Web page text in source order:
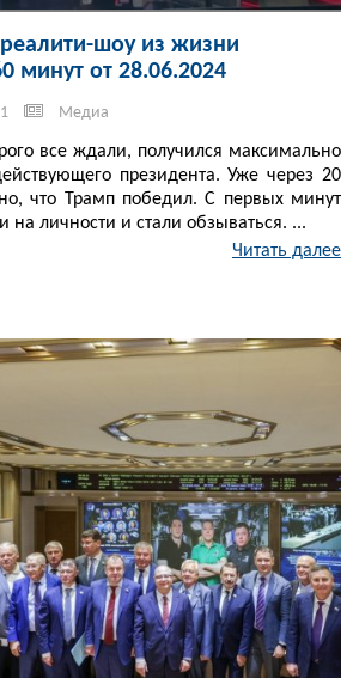
шоу из жизни
минут от 28.06.2024
Медиа
все ждали, получился максимально
президента. Уже через 20
что Трамп победил. С первых минут
на личности и стали обзываться. ...
Читать далее